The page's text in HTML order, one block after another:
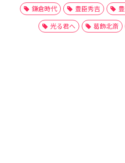
鎌倉時代
豊臣秀吉
光る君へ
葛飾北斎